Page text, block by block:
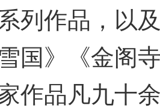
系列作品，以
国》《金阁
作品凡九十